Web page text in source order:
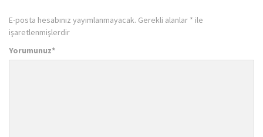
E-posta hesabınız yayımlanmayacak. Gerekli alanlar * ile
işaretlenmişlerdir
Yorumunuz*